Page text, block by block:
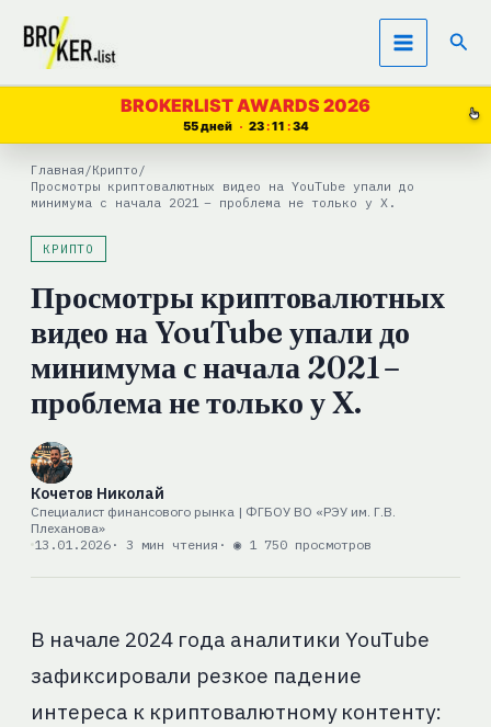
Перейти
содержимому
BROKERLIST AWARDS 2026
55 дней 23 11 34
Главная /Крипто /
Просмотры криптовалютных видео на YouTube упали до
минимума с начала 2021 – проблема не только у X.
КРИПТО
Просмотры криптовалютных
видео на YouTube упали до
минимума с начала 2021 –
проблема не только у X.
Кочетов Николай
Специалист финансового рынка | ФГБОУ ВО «РЭУ им. Г.В.
Плеханова»
13.01.2026· 3 мин чтения · ◉ 1 750 просмотров
В начале 2024 года аналитики YouTube
зафиксировали резкое падение
интереса к криптовалютному контенту: